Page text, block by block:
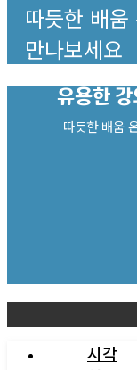
따듯한 배
만나보세요
유용한 강
따듯한 배움
시각